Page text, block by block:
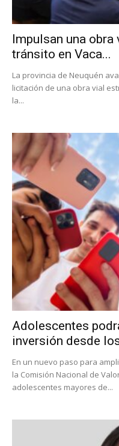
Impulsan una
tránsito en Vaca...
La provincia de Neuquén
licitación de una obra vial
la...
Adolescentes
inversión desde
En un nuevo paso para
la Comisión Nacional de
adolescentes mayores de...